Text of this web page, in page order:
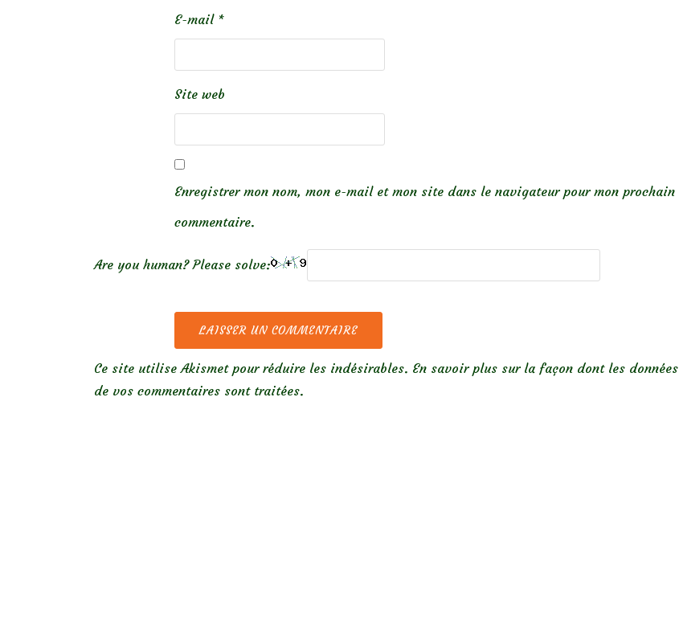
E-mail *
Site web
Enregistrer mon nom, mon e-mail et mon site dans le navigateur pour mon prochain
commentaire.
Are you human? Please solve:
Ce site utilise Akismet pour réduire les indésirables. En savoir plus sur la façon dont les données
de vos commentaires sont traitées.